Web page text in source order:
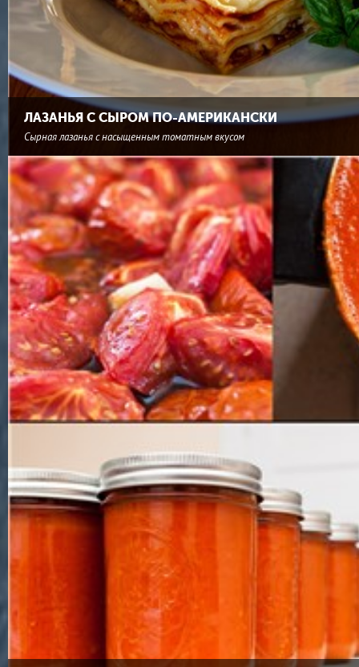
ЛАЗАНЬЯ С СЫРОМ ПО-АМЕРИКАНСКИ
Сырная лазанья с насыщенным томатным вкусом